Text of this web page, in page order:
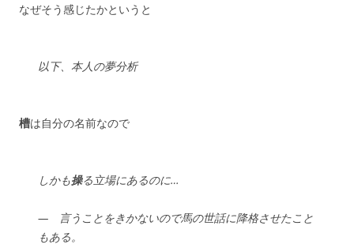
なぜそう感じたかというと
以下、本人の夢分析
槽は自分の名前なので
しかも操る立場にあるのに…
— 言うことをきかないので馬の世話に降格させたこと
もある。